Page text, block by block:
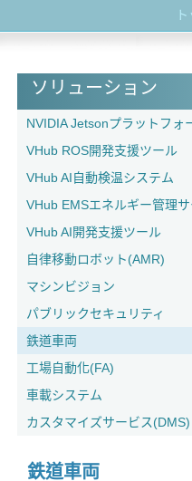
ソリューション
NVIDIA Jetsonプラットフォ
VHub ROS開発支援ツール
VHub AI自動検温システム
VHub EMSエネルギー管理サ
VHub AI開発支援ツール
自律移動ロボット(AMR)
マシンビジョン
パブリックセキュリティ
鉄道車両
工場自動化(FA)
車載システム
カスタマイズサービス(DMS)
鉄道車両